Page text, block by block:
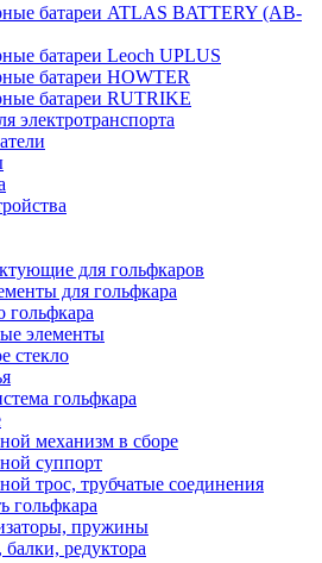
батареи ATLAS BATTERY (AB-
батареи Leoch UPLUS
батареи HOWTER
батареи RUTRIKE
электротранспорта
для гольфкаров
для гольфкара
гольфкара
элементы
стекло
гольфкара
механизм в сборе
суппорт
трос, трубчатые соединения
гольфкара
пружины
редуктора